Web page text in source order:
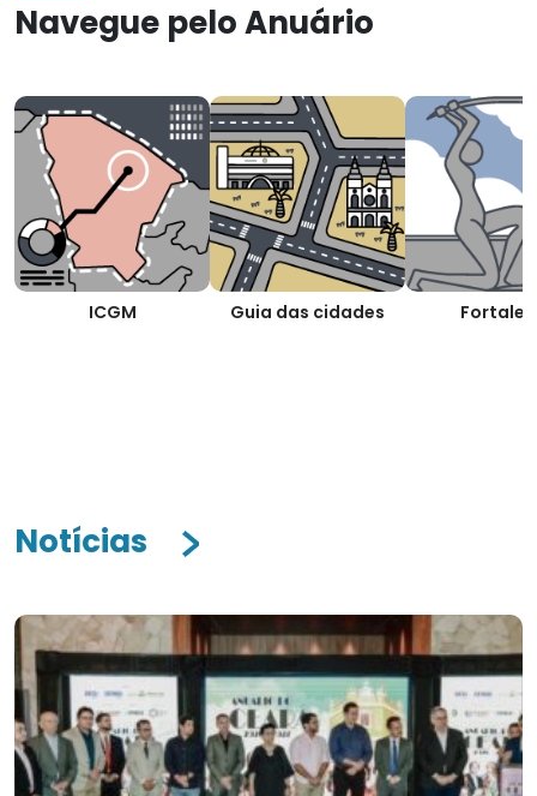
Navegue pelo Anuário
ICGM Guia das cidades
Notícias